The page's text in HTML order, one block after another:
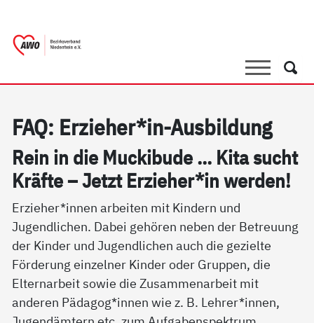
SucheSuche
FAQ: Er­zie­her*in-Aus­bil­dung
Rein in die Mu­cki­bu­de ... Ki­ta sucht
Kräf­te – Jetzt Er­zie­her*in wer­den!
Erzieher*innen arbeiten mit Kindern und
Jugendlichen. Dabei gehören neben der Betreuung
der Kinder und Jugendlichen auch die gezielte
Förderung einzelner Kinder oder Gruppen, die
Elternarbeit sowie die Zusammenarbeit mit
anderen Pädagog*innen wie z. B. Lehrer*innen,